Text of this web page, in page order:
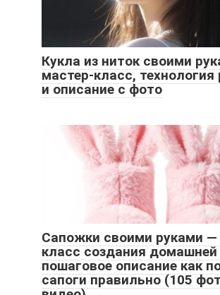
Кукла из ниток своими
мастер-класс,
и описание с фото
Сапожки своими руками —
класс создания домашней
пошаговое описание как
сапоги правильно (105